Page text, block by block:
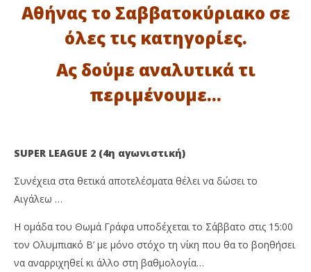
ΤΟ ΣΑΒΒΑΤΟΚΥΡΙΑΚΟ ΤΩΝ ΟΜΑΔΩΝ ΤΗΣ ΔΥΤΙΚΗΣ
3
Δεκεμβρίου
2022
Petroupolis
Αθήνας το Σαββατοκύριακο σε
όλες τις κατηγορίες.
Ας δούμε αναλυτικά τι
περιμένουμε…
SUPER LEAGUE 2 (4η αγωνιστική)
Συνέχεια στα θετικά αποτελέσματα θέλει να δώσει το
Αιγάλεω …
Η ομάδα του Θωμά Γράφα υποδέχεται το Σάββατο στις 15:00
τον Ολυμπιακό Β’ με μόνο στόχο τη νίκη που θα το βοηθήσει
να αναρριχηθεί κι άλλο στη βαθμολογία…